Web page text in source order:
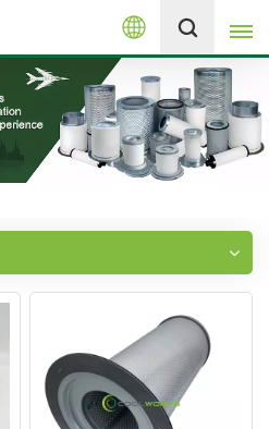
العربية
English
español
العربية
русский